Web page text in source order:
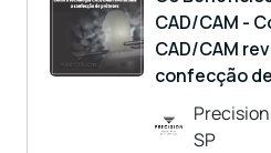
CAD/CAM -
CAD/CAM
confecção
SP